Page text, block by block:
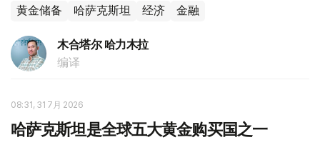
黄金储备 哈萨克斯坦 经济 金融
木合塔尔 哈力木拉
编译
08:31, 31 7月 2026
哈萨克斯坦是全球五大黄金购买国之一